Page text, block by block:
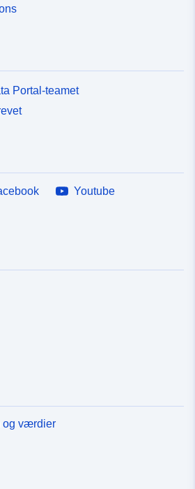
Portal-teamet
Youtube
og værdier